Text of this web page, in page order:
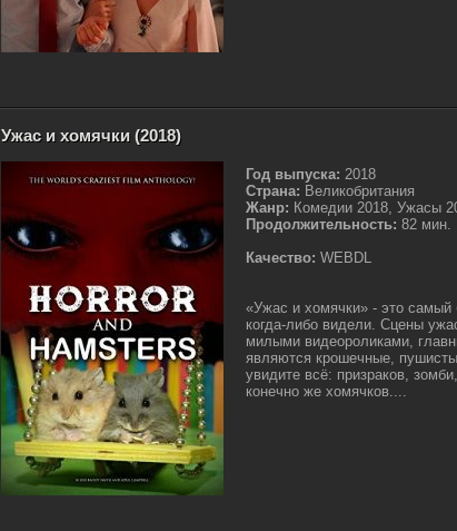
Ужас и хомячки (2018)
Год выпуска: 2018
Страна: Великобритания
Жанр: Комедии 2018, Ужасы
Продолжительность: 82 мин.
Качество: WEBDL
«Ужас и хомячки» - это
когда-либо видели. Сцены
милыми видеороликами,
являются крошечные,
увидите всё: призраков,
конечно же хомячков....